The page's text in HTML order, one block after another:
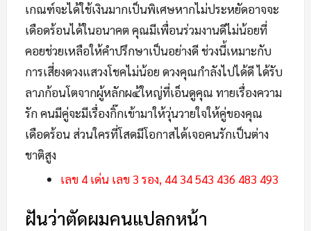
เกณฑ์จะได้ใช้เงินมากเป็นพิเศษหากไม่ประหยัดอาจจะ
เดือดร้อนได้ในอนาคต คุณมีเพื่อนร่วมงานดีไม่น้อยที่
คอยช่วยเหลือให้คำปรึกษาเป็นอย่างดี ช่วงนี้เหมาะกับ
การเสี่ยงดวงแสวงโชคไม่น้อย ดวงคุณกำลังไปได้ดี ได้รับ
ลาภก้อนโตจากผู้หลักผ๔้ใหญ่ที่เอ็นดูคุณ ทายเรื่องความ
รัก คนมีคู่จะมีเรื่องกิ๊กเข้ามาให้วุ่นวายใจให้คู่ของคุณ
เดือดร้อน ส่วนใครที่โสดมีโอกาสได้เจอคนรักเป็นต่าง
ชาติสูง
เลข 4 เด่น เลข 3 รอง, 44 34 543 436 483 493
ฝันว่าตัดผมคนแปลกหน้า